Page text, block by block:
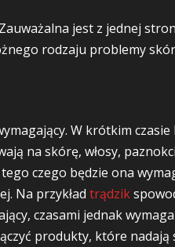
jest z jednej
rodzaju problemy
W krótkim
na skórę, włosy,
czego będzie ona
Na przykład trądzik
czasami jednak
produkty, które nadają